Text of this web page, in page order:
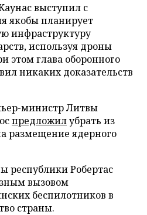
выступил с
якобы планирует
инфраструктуру
используя дроны
этом глава оборонного
никаких доказательств
министр Литвы
предложилубрать из
размещение ядерного
республики Робертас
вызовом
беспилотников в
страны.